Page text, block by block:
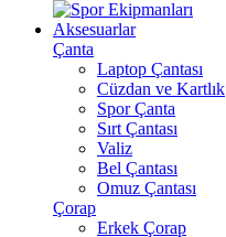
Aksesuarlar
Çanta
Laptop Çantası
Cüzdan ve Kartlık
Spor Çanta
Sırt Çantası
Valiz
Bel Çantası
Omuz Çantası
Çorap
Erkek Çorap